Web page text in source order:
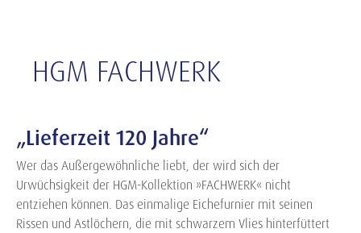
HGM FACHWERK
„Lieferzeit 120 Jahre“
Wer das Außergewöhnliche liebt, der wird sich der
Urwüchsigkeit der HGM-Kollektion »FACHWERK« nicht
entziehen können. Das einmalige Eichefurnier mit seinen
Rissen und Astlöchern, die mit schwarzem Vlies hinterfüttert